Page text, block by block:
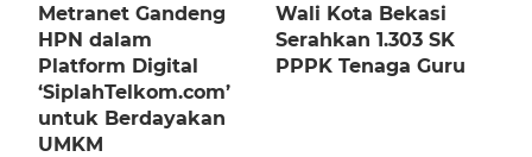
Metranet Gandeng
HPN dalam
Platform Digital
‘SiplahTelkom.com’
untuk Berdayakan
UMKM
Wali Kota Bekasi
Serahkan 1.303 SK
PPPK Tenaga Guru